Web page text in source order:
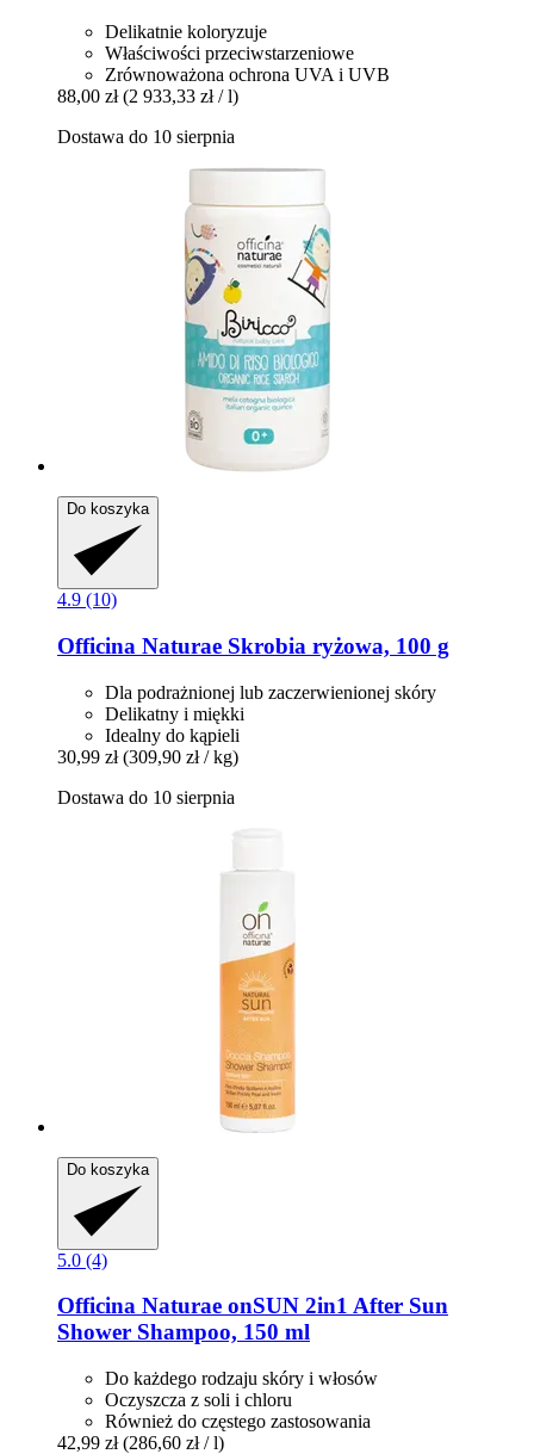
Delikatnie koloryzuje
Właściwości przeciwstarzeniowe
Zrównoważona ochrona UVA i UVB
88,00 zł (2 933,33 zł / l)
Dostawa do 10 sierpnia
Do koszyka
4.9 (10)
Officina Naturae Skrobia ryżowa, 100 g
Dla podrażnionej lub zaczerwienionej skóry
Delikatny i miękki
Idealny do kąpieli
30,99 zł (309,90 zł / kg)
Dostawa do 10 sierpnia
Do koszyka
5.0 (4)
Officina Naturae onSUN 2in1 After Sun
Shower Shampoo, 150 ml
Do każdego rodzaju skóry i włosów
Oczyszcza z soli i chloru
Również do częstego zastosowania
42,99 zł (286,60 zł / l)